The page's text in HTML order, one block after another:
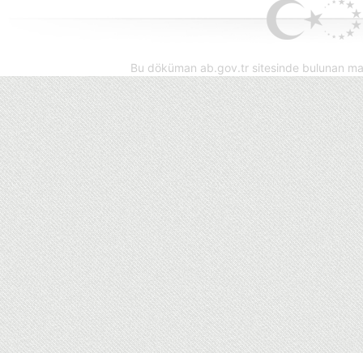
Bu döküman ab.gov.tr sitesinde bulunan